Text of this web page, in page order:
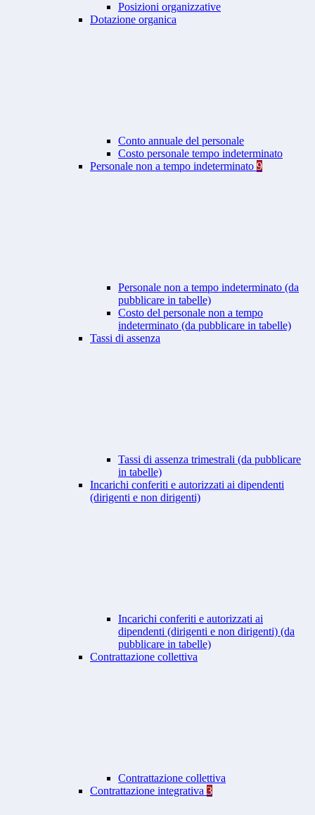
Posizioni organizzative
Dotazione organica
Conto annuale del personale
Costo personale tempo indeterminato
Personale non a tempo indeterminato 9
Personale non a tempo indeterminato (da
pubblicare in tabelle)
Costo del personale non a tempo
indeterminato (da pubblicare in tabelle)
Tassi di assenza
Tassi di assenza trimestrali (da pubblicare
in tabelle)
Incarichi conferiti e autorizzati ai dipendenti
(dirigenti e non dirigenti)
Incarichi conferiti e autorizzati ai
dipendenti (dirigenti e non dirigenti) (da
pubblicare in tabelle)
Contrattazione collettiva
Contrattazione collettiva
Contrattazione integrativa 3